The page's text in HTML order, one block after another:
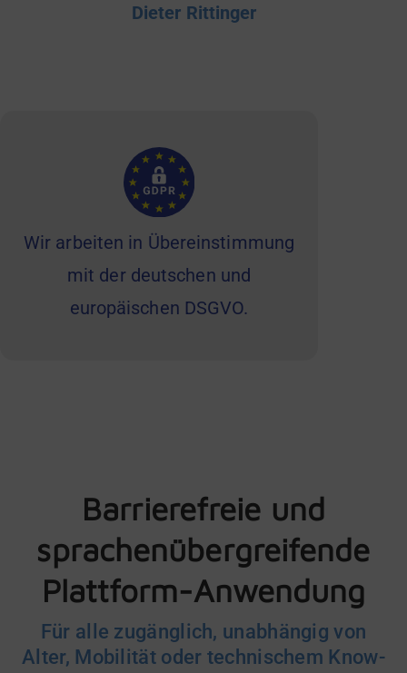
Dieter Rittinger
Wir arbeiten in Übereinstimmung
mit der deutschen und
europäischen DSGVO.
Barrierefreie und
sprachenübergreifende
Plattform-Anwendung
Für alle zugänglich, unabhängig von
Alter, Mobilität oder technischem Know-